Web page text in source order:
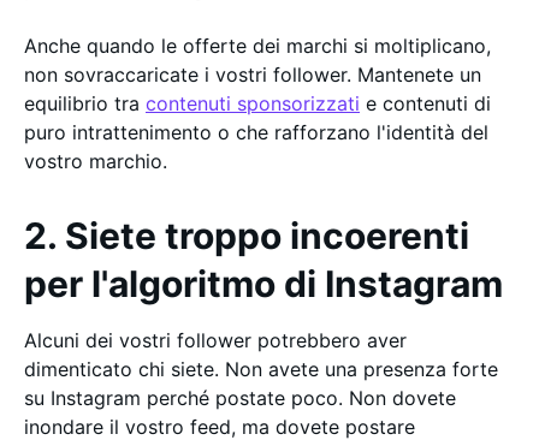
Anche quando le offerte dei marchi si moltiplicano,
non sovraccaricate i vostri follower. Mantenete un
equilibrio tra contenuti sponsorizzati e contenuti di
puro intrattenimento o che rafforzano l'identità del
vostro marchio.
2. Siete troppo incoerenti
per l'algoritmo di Instagram
Alcuni dei vostri follower potrebbero aver
dimenticato chi siete. Non avete una presenza forte
su Instagram perché postate poco. Non dovete
inondare il vostro feed, ma dovete postare